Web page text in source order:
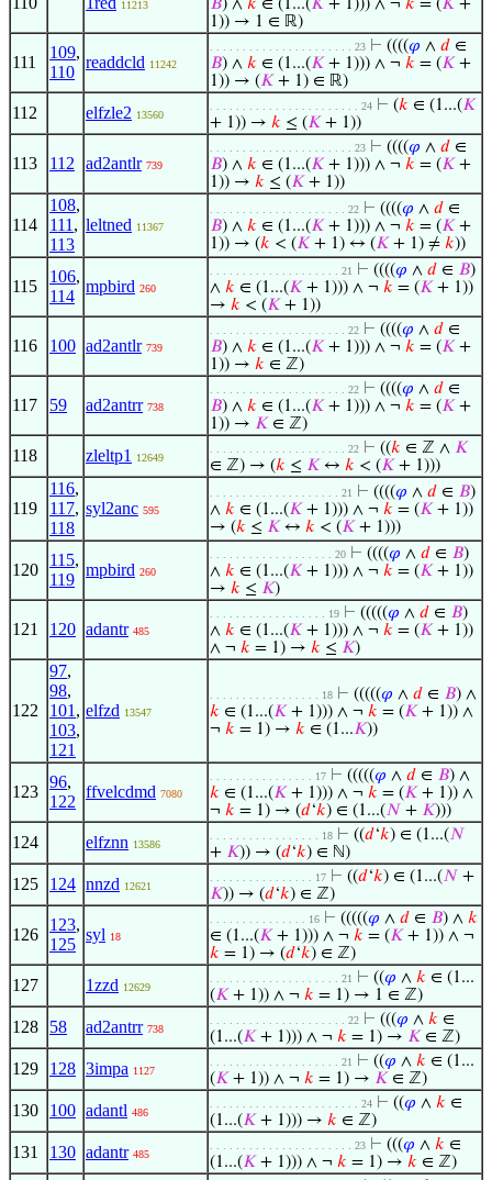
11213 𝐵) ∧ 𝑘 ∈ (1...(𝐾 + 1))) ∧ ¬ 𝑘 = (𝐾 +
1)) → 1 ∈ ℝ)
111
109,
110
readdcld 11242
. . . . . . . . . . . . . . . . . . . . . . 23 ⊢ ((((𝜑 ∧ 𝑑 ∈
𝐵) ∧ 𝑘 ∈ (1...(𝐾 + 1))) ∧ ¬ 𝑘 = (𝐾 +
1)) → (𝐾 + 1) ∈ ℝ)
112 elfzle2 13560
. . . . . . . . . . . . . . . . . . . . . . . 24 ⊢ (𝑘 ∈ (1...(𝐾
+ 1)) → 𝑘 ≤ (𝐾 + 1))
113 112 ad2antlr 739
. . . . . . . . . . . . . . . . . . . . . . 23 ⊢ ((((𝜑 ∧ 𝑑 ∈
𝐵) ∧ 𝑘 ∈ (1...(𝐾 + 1))) ∧ ¬ 𝑘 = (𝐾 +
1)) → 𝑘 ≤ (𝐾 + 1))
114
108,
111 ,
113
leltned 11367
. . . . . . . . . . . . . . . . . . . . . 22 ⊢ ((((𝜑 ∧ 𝑑 ∈
𝐵) ∧ 𝑘 ∈ (1...(𝐾 + 1))) ∧ ¬ 𝑘 = (𝐾 +
1)) → (𝑘 < (𝐾 + 1) ↔ (𝐾 + 1) ≠ 𝑘))
115
106,
114
mpbird 260
. . . . . . . . . . . . . . . . . . . . 21 ⊢ ((((𝜑 ∧ 𝑑 ∈ 𝐵)
∧ 𝑘 ∈ (1...(𝐾 + 1))) ∧ ¬ 𝑘 = (𝐾 + 1))
→ 𝑘 < (𝐾 + 1))
116 100 ad2antlr 739
. . . . . . . . . . . . . . . . . . . . . 22 ⊢ ((((𝜑 ∧ 𝑑 ∈
𝐵) ∧ 𝑘 ∈ (1...(𝐾 + 1))) ∧ ¬ 𝑘 = (𝐾 +
1)) → 𝑘 ∈ ℤ)
117 59 ad2antrr 738
. . . . . . . . . . . . . . . . . . . . . 22 ⊢ ((((𝜑 ∧ 𝑑 ∈
𝐵) ∧ 𝑘 ∈ (1...(𝐾 + 1))) ∧ ¬ 𝑘 = (𝐾 +
1)) → 𝐾 ∈ ℤ)
118 zleltp1 12649
. . . . . . . . . . . . . . . . . . . . . 22 ⊢ ((𝑘 ∈ ℤ ∧ 𝐾
∈ ℤ) → (𝑘 ≤ 𝐾 ↔ 𝑘 < (𝐾 + 1)))
119
116,
117,
118
syl2anc 595
. . . . . . . . . . . . . . . . . . . . 21 ⊢ ((((𝜑 ∧ 𝑑 ∈ 𝐵)
∧ 𝑘 ∈ (1...(𝐾 + 1))) ∧ ¬ 𝑘 = (𝐾 + 1))
→ (𝑘 ≤ 𝐾 ↔ 𝑘 < (𝐾 + 1)))
120
115,
119
mpbird 260
. . . . . . . . . . . . . . . . . . . 20 ⊢ ((((𝜑 ∧ 𝑑 ∈ 𝐵)
∧ 𝑘 ∈ (1...(𝐾 + 1))) ∧ ¬ 𝑘 = (𝐾 + 1))
→ 𝑘 ≤ 𝐾)
121 120 adantr 485
. . . . . . . . . . . . . . . . . . 19 ⊢ (((((𝜑 ∧ 𝑑 ∈ 𝐵)
∧ 𝑘 ∈ (1...(𝐾 + 1))) ∧ ¬ 𝑘 = (𝐾 + 1))
∧ ¬ 𝑘 = 1) → 𝑘 ≤ 𝐾)
122
97,
98,
101 ,
103,
121
elfzd 13547
. . . . . . . . . . . . . . . . . 18 ⊢ (((((𝜑 ∧ 𝑑 ∈ 𝐵) ∧
𝑘 ∈ (1...(𝐾 + 1))) ∧ ¬ 𝑘 = (𝐾 + 1)) ∧
¬ 𝑘 = 1) → 𝑘 ∈ (1...𝐾))
123
96,
122
ffvelcdmd 7080
. . . . . . . . . . . . . . . . 17 ⊢ (((((𝜑 ∧ 𝑑 ∈ 𝐵) ∧
𝑘 ∈ (1...(𝐾 + 1))) ∧ ¬ 𝑘 = (𝐾 + 1)) ∧
¬ 𝑘 = 1) → (𝑑‘𝑘) ∈ (1...(𝑁 + 𝐾)))
124 elfznn 13586
. . . . . . . . . . . . . . . . . 18 ⊢ ((𝑑‘𝑘) ∈ (1...(𝑁
+ 𝐾)) → (𝑑‘𝑘) ∈ ℕ)
125 124 nnzd 12621
. . . . . . . . . . . . . . . . 17 ⊢ ((𝑑‘𝑘) ∈ (1...(𝑁 +
𝐾)) → (𝑑‘𝑘) ∈ ℤ)
126
123,
125
syl 18
. . . . . . . . . . . . . . . 16 ⊢ (((((𝜑 ∧ 𝑑 ∈ 𝐵) ∧ 𝑘
∈ (1...(𝐾 + 1))) ∧ ¬ 𝑘 = (𝐾 + 1)) ∧ ¬
𝑘 = 1) → (𝑑‘𝑘) ∈ ℤ)
127 1zzd 12629
. . . . . . . . . . . . . . . . . . . . 21 ⊢ ((𝜑 ∧ 𝑘 ∈ (1...
(𝐾 + 1)) ∧ ¬ 𝑘 = 1) → 1 ∈ ℤ)
128 58 ad2antrr 738
. . . . . . . . . . . . . . . . . . . . . 22 ⊢ (((𝜑 ∧ 𝑘 ∈
(1...(𝐾 + 1))) ∧ ¬ 𝑘 = 1) → 𝐾 ∈ ℤ)
129 128 3impa 1127
. . . . . . . . . . . . . . . . . . . . 21 ⊢ ((𝜑 ∧ 𝑘 ∈ (1...
(𝐾 + 1)) ∧ ¬ 𝑘 = 1) → 𝐾 ∈ ℤ)
130 100 adantl 486
. . . . . . . . . . . . . . . . . . . . . . . 24 ⊢ ((𝜑 ∧ 𝑘 ∈
(1...(𝐾 + 1))) → 𝑘 ∈ ℤ)
131 130 adantr 485
. . . . . . . . . . . . . . . . . . . . . . 23 ⊢ (((𝜑 ∧ 𝑘 ∈
(1...(𝐾 + 1))) ∧ ¬ 𝑘 = 1) → 𝑘 ∈ ℤ)